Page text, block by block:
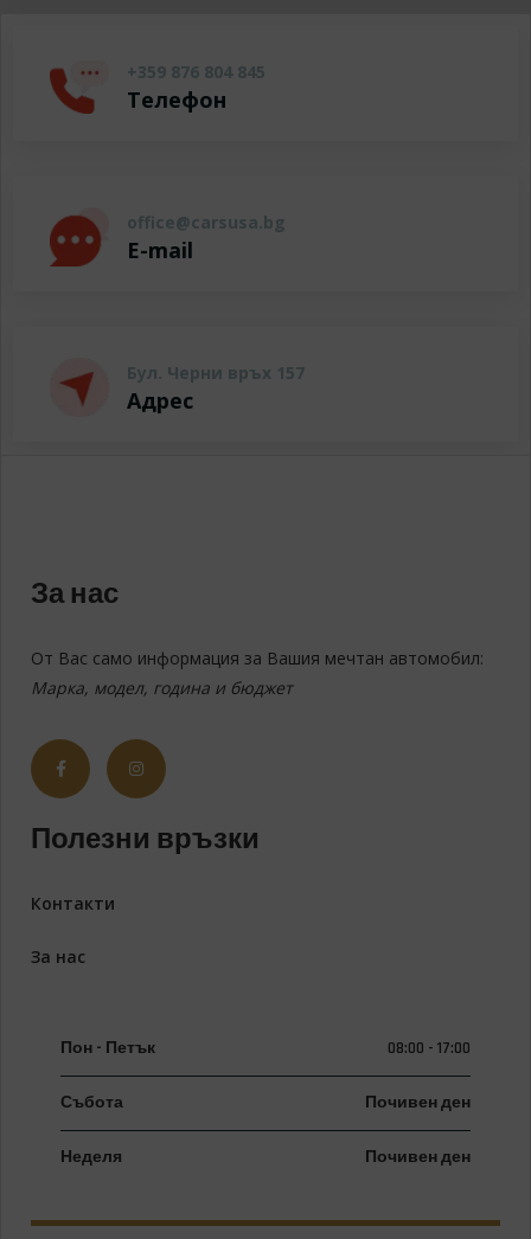
+359 876 804 845
Телефон
office@carsusa.bg
E-mail
Бул. Черни връх 157
Адрес
За нас
От Вас само информация за Вашия мечтан автомобил:
Марка, модел, година и бюджет
Полезни връзки
Контакти
За нас
Пон - Петък 08:00 - 17:00
Събота Почивен ден
Неделя Почивен ден